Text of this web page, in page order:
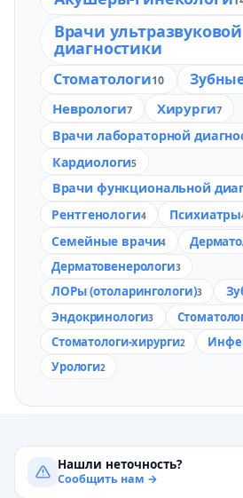
Врачи ультразвуковой
диагностики
Стоматологи10
Неврологи7 Хирурги7
Врачи лабораторной
Кардиологи5
Врачи функциональной
Рентгенологи4 Психиатры
Семейные врачи4
Дерматовенерологи3
ЛОРы (отоларингологи)3
Эндокринологи3
Стоматологи-хирурги2
Урологи2
Нашли неточность?
Сообщить нам →